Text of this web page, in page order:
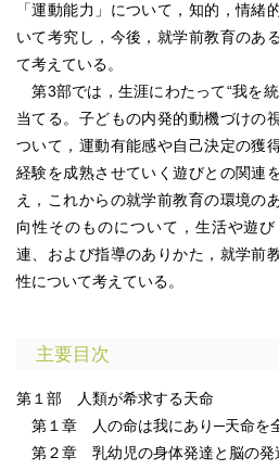
「運動能力」について，知的，情緒
いて考究し，今後，就学前教育のあ
て考えている。
第3部では，生涯にわたって“我を
当てる。子どもの内発的動機づけの
ついて，運動有能感や自己決定の獲
経験を成熟させていく遊びとの関連
え，これからの就学前教育の環境の
向性そのものについて，生活や遊
連、および指導のありかた，就学前
性について考えている。
主要目次
第１部 人類が希求する天命
第１章 人の命は我にあり─天命を
第２章 乳幼児の身体発達と脳の発